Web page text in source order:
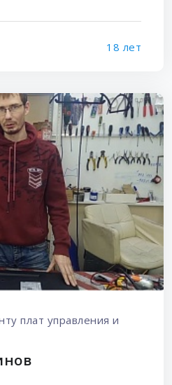
18 лет
плат управления и